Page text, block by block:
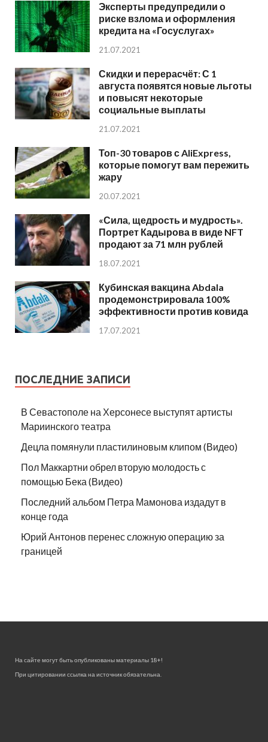
Эксперты предупредили о
риске взлома и оформления
кредита на «Госуслугах»
21.07.2021
Скидки и перерасчёт: С 1
августа появятся новые льготы
и повысят некоторые
социальные выплаты
21.07.2021
Топ-30 товаров с AliExpress,
которые помогут вам пережить
жару
20.07.2021
«Сила, щедрость и мудрость».
Портрет Кадырова в виде NFT
продают за 71 млн рублей
18.07.2021
Кубинская вакцина Abdala
продемонстрировала 100%
эффективности против ковида
17.07.2021
ПОСЛЕДНИЕ ЗАПИСИ
В Севастополе на Херсонесе выступят артисты
Мариинского театра
Децла помянули пластилиновым клипом (Видео)
Пол Маккартни обрел вторую молодость с
помощью Бека (Видео)
Последний альбом Петра Мамонова издадут в
конце года
Юрий Антонов перенес сложную операцию за
границей
На сайте могут быть опубликованы материалы 18+!
При цитировании ссылка на источник обязательна.